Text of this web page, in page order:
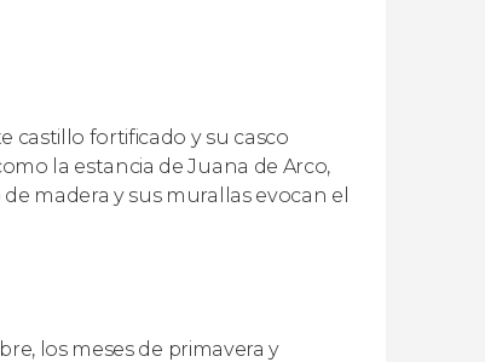
castillo fortificado y su casco
la estancia de Juana de Arco,
madera y sus murallas evocan el
los meses de primavera y